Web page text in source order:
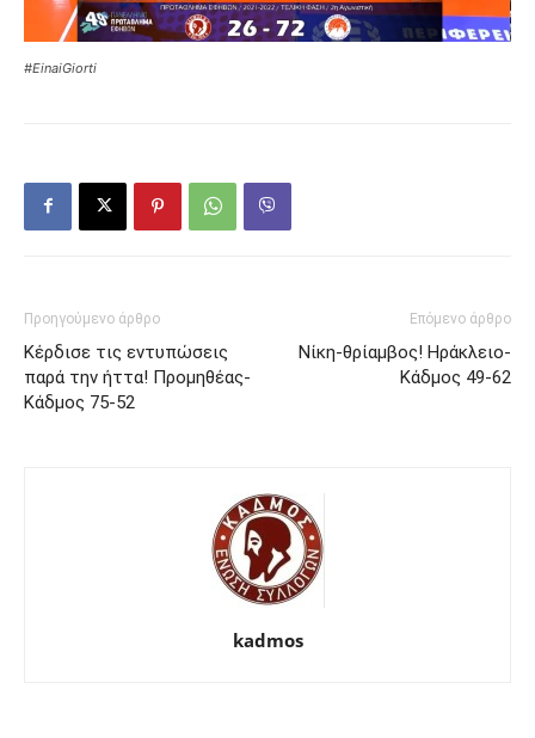
#EinaiGiorti
Προηγούμενο άρθρο
Κέρδισε τις εντυπώσεις
παρά την ήττα! Προμηθέας-
Κάδμος 75-52
Επόμενο άρθρο
Νίκη-θρίαμβος! Ηράκλειο-
Κάδμος 49-62
kadmos